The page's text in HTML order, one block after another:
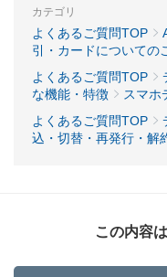
カテゴリ
よくあるご質問TOP
引・カードについての
よくあるご質問TOP
な機能・特徴
スマホ
よくあるご質問TOP
込・切替・再発行・解
この内容